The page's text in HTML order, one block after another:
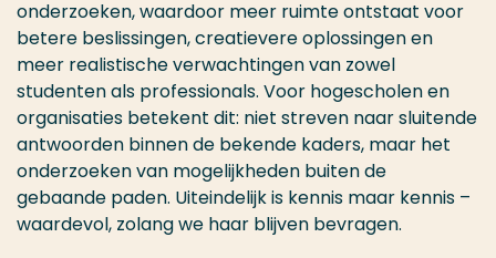
onderzoeken, waardoor meer ruimte ontstaat voor
betere beslissingen, creatievere oplossingen en
meer realistische verwachtingen van zowel
studenten als professionals. Voor hogescholen en
organisaties betekent dit: niet streven naar sluitende
antwoorden binnen de bekende kaders, maar het
onderzoeken van mogelijkheden buiten de
gebaande paden. Uiteindelijk is kennis maar kennis –
waardevol, zolang we haar blijven bevragen.